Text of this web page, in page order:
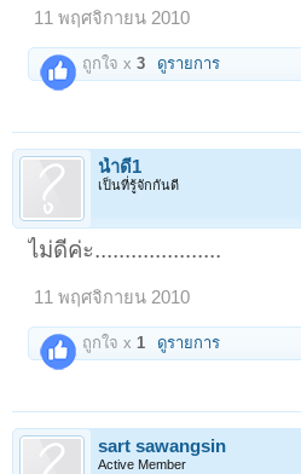
11 พฤศจิกายน 2010
ถูกใจ x3 ดูรายการ
น้ำดี1
เป็นที่รู้จักกันดี
ไม่ดีค่ะ.....................
11 พฤศจิกายน 2010
ถูกใจ x 1 ดูรายการ
sart sawangsin
Active Member
2 ถัดไป >